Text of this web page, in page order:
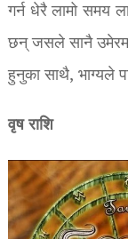
गर्न धेरै लामो समय
छन् जसले सानै
हुनुका साथै, भाग्यले
वृष राशि